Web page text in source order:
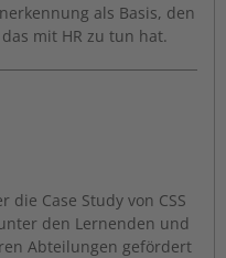
als Basis, den
mit HR zu tun hat.
Case Study von CSS
den Lernenden und
Abteilungen gefördert